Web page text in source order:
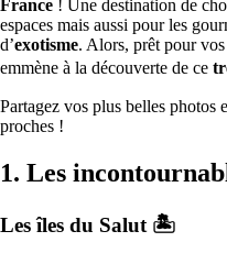
France ! Une destination de
espaces mais aussi pour les
d’exotisme. Alors, prêt pour
emmène à la découverte de ce
Partagez vos plus belles photos
proches !
1. Les
Les îles du Salut 🏝